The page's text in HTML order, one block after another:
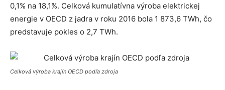
0,1% na 18,1%. Celková kumulatívna výroba elektrickej
energie v OECD z jadra v roku 2016 bola 1 873,6 TWh, čo
predstavuje pokles o 2,7 TWh.
Celková výroba krajín OECD podľa zdroja